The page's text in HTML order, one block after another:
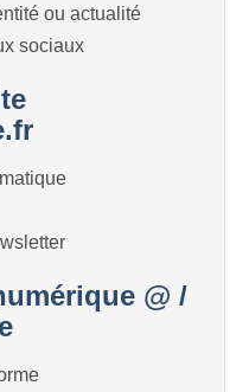
ou actualité
sociaux
@ /